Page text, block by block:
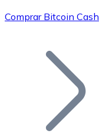
Bitcoin
Comprar Bitcoin Cash